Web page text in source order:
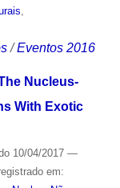
/Eventos 2016
Nucleus-
With Exotic
10/04/2017 —
em: